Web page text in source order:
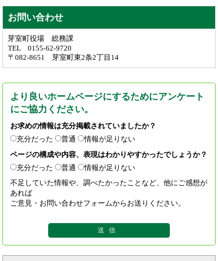
お問い合わせ
芽室町役場 総務課
TEL 0155-62-9720
〒082-8651 芽室町東2条2丁目14
より良いホームページにするためにアンケート
にご協力ください。
お求めの情報は充分掲載されていましたか？
充分だった
普通
情報が足りない
ページの構成や内容、表現はわかりやすかったでしょうか？
充分だった
普通
情報が足りない
不足していた情報や、調べたかったことなど、他にご感想が
あれば
ご意見・お問い合わせフォームからお送りください。